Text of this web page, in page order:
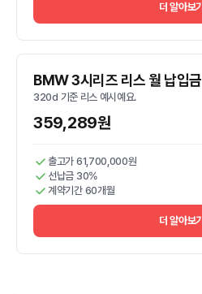
더 알아보기
BMW 3시리즈 리스 월 납입금
320d 기준 리스 예시예요.
359,289원
출고가 61,700,000원
선납금 30%
계약기간 60개월
더 알아보기